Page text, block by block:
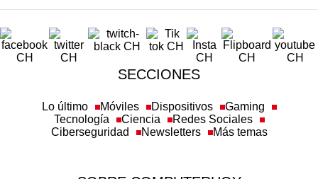
SECCIONES
Lo último Móviles Dispositivos
Gaming
Tecnología
Ciencia
Redes Sociales
Ciberseguridad
Newsletters Más temas